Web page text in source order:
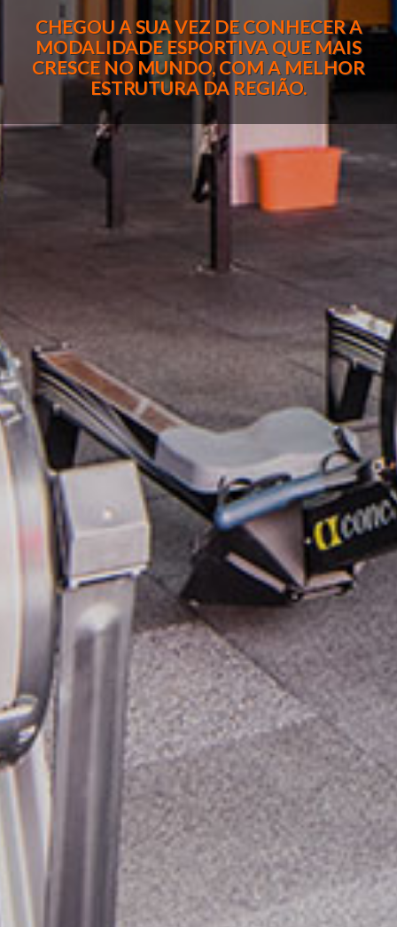
CHEGOU A SUA VEZ DE CONHECER A
MODALIDADE ESPORTIVA QUE MAIS
CRESCE NO MUNDO, COM A MELHOR
ESTRUTURA DA REGIÃO.